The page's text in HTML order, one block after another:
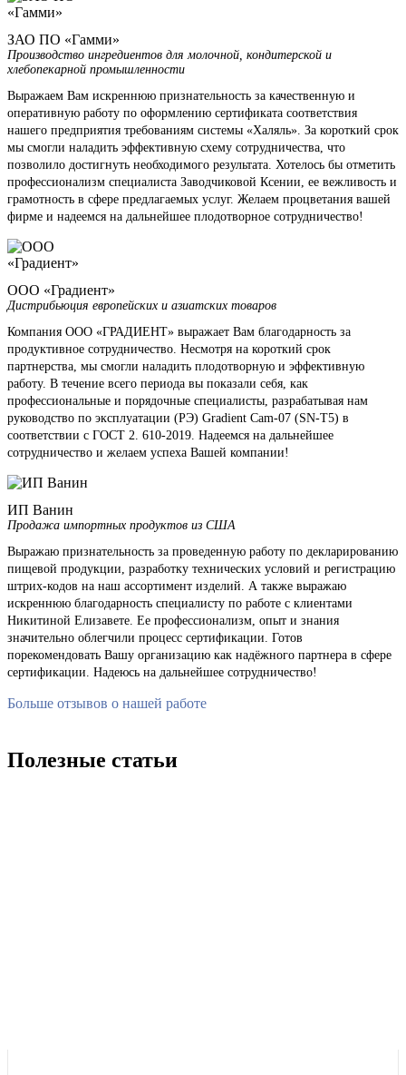
ЗАО ПО «Гамми»
Производство ингредиентов для молочной, кондитерской и
хлебопекарной промышленности
Выражаем Вам искреннюю признательность за качественную и
оперативную работу по оформлению сертификата соответствия
нашего предприятия требованиям системы «Халяль». За короткий срок
мы смогли наладить эффективную схему сотрудничества, что
позволило достигнуть необходимого результата. Хотелось бы отметить
профессионализм специалиста Заводчиковой Ксении, ее вежливость и
грамотность в сфере предлагаемых услуг. Желаем процветания вашей
фирме и надеемся на дальнейшее плодотворное сотрудничество!
ООО «Градиент»
Дистрибьюция европейских и азиатских товаров
Компания ООО «ГРАДИЕНТ» выражает Вам благодарность за
продуктивное сотрудничество. Несмотря на короткий срок
партнерства, мы смогли наладить плодотворную и эффективную
работу. В течение всего периода вы показали себя, как
профессиональные и порядочные специалисты, разрабатывая нам
руководство по эксплуатации (РЭ) Gradient Cam-07 (SN-T5) в
соответствии с ГОСТ 2. 610-2019. Надеемся на дальнейшее
сотрудничество и желаем успеха Вашей компании!
ИП Ванин
Продажа импортных продуктов из США
Выражаю признательность за проведенную работу по декларированию
пищевой продукции, разработку технических условий и регистрацию
штрих-кодов на наш ассортимент изделий. А также выражаю
искреннюю благодарность специалисту по работе с клиентами
Никитиной Елизавете. Ее профессионализм, опыт и знания
значительно облегчили процесс сертификации. Готов
порекомендовать Вашу организацию как надёжного партнера в сфере
сертификации. Надеюсь на дальнейшее сотрудничество!
Больше отзывов о нашей работе
Полезные статьи